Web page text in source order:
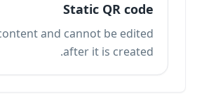
permanently encodes the